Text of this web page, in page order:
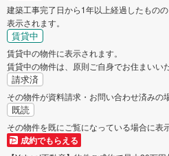
建築工事完了日から1年以上経過したもの
表示されます。
賃貸中
賃貸中の物件に表示されます。
賃貸中の物件は、原則ご自身でお住まいい
請求済
その物件が資料請求・お問い合わせ済みの
既読
その物件を既にご覧になっている場合に表
成約でもらえる